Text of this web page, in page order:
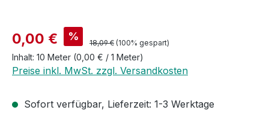
Verkaufspreis:
0,00 € % Regulärer Preis:
18,09 € (100% gespart)
Inhalt: 10 Meter (0,00 € / 1 Meter)
Preise inkl. MwSt. zzgl. Versandkosten
Sofort verfügbar, Lieferzeit: 1-3 Werktage